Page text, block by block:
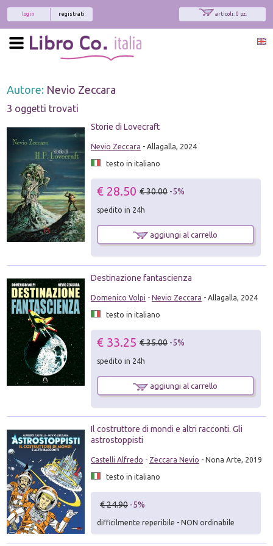
articoli: 0 pz.
registrati
login
Autore: Nevio Zeccara
3 oggetti trovati
Storie di Lovecraft
Nevio Zeccara - Allagalla, 2024
testo in italiano
€ 28.50 € 30.00 -5%
spedito in 24h
aggiungi al carrello
Destinazione fantascienza
Domenico Volpi - Nevio Zeccara - Allagalla, 2024
testo in italiano
€ 33.25 € 35.00 -5%
spedito in 24h
aggiungi al carrello
Il costruttore di mondi e altri racconti. Gli
astrostoppisti
Castelli Alfredo - Zeccara Nevio - Nona Arte, 2019
testo in italiano
€ 24.90 -5%
difficilmente reperibile - NON ordinabile